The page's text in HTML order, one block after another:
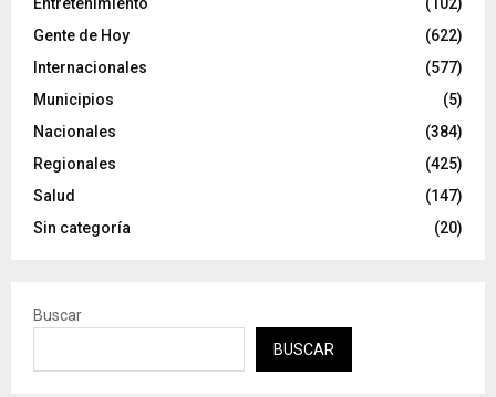
Entretenimiento
(102)
Gente de Hoy
(622)
Internacionales
(577)
Municipios
(5)
Nacionales
(384)
Regionales
(425)
Salud
(147)
Sin categoría
(20)
Buscar
BUSCAR